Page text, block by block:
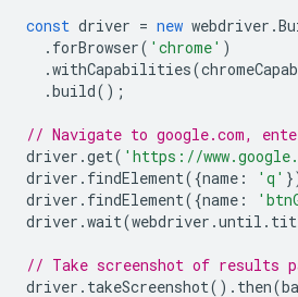
const driver = new webdriver .
. forBrowser( 'chrome' )
.withCapabilities(
.build();
// Navigate to google.com,
driver .get( 'https://
driver . findElement({name : 'q'
driver . findElement({name :
driver .wait(webdriver .until .
// Take screenshot of results
driver . takeScreenshot(). then(